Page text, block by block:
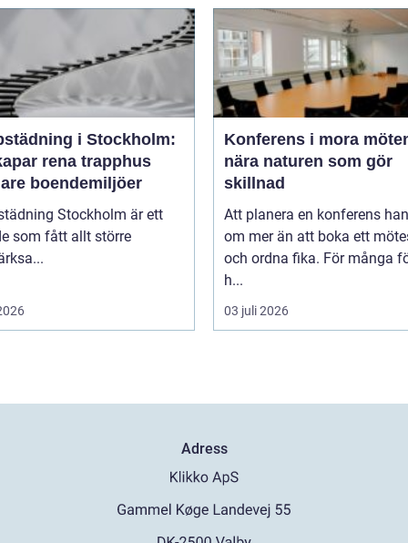
i Stockholm:
rena trapphus
boendemiljöer
Stockholm är ett
som fått allt större
Konferens i mora möten
nära naturen som gör
skillnad
Att planera en konferens
om mer än att boka ett
och ordna fika. För många
h...
03 juli 2026
Adress